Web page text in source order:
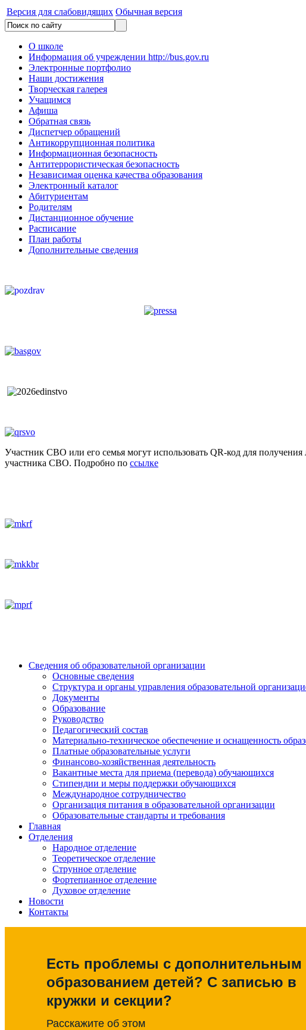
Версия для слабовидящих Обычная версия
О школе
Информация об учреждении http://bus.gov.ru
Электронные портфолио
Наши достижения
Творческая галерея
Учащимся
Афиша
Обратная связь
Диспетчер обращений
Антикоррупционная политика
Информационная безопасность
Антитеррористическая безопасность
Независимая оценка качества образования
Электронный каталог
Абитуриентам
Родителям
Дистанционное обучение
Расписание
План работы
Дополнительные сведения
Участник СВО или его семья могут использовать QR-код для
участника СВО. Подробно по ссылке
Сведения об образовательной организации
Основные сведения
Структура и органы управления образовательной
Документы
Образование
Руководство
Педагогический состав
Материально-техническое обеспечение и оснащенность
Платные образовательные услуги
Финансово-хозяйственная деятельность
Вакантные места для приема (перевода) обучающихся
Стипендии и меры поддержки обучающихся
Международное сотрудничество
Организация питания в образовательной организации
Образовательные стандарты и требования
Главная
Отделения
Народное отделение
Теоретическое отделение
Струнное отделение
Фортепианное отделение
Духовое отделение
Новости
Контакты
Есть проблемы с дополнительным
образованием детей? С записью в
кружки и секции?
Расскажите об этом